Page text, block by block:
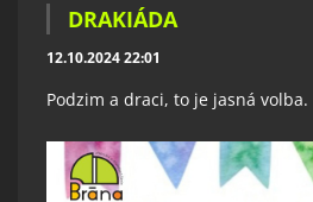
DRAKIÁDA
12.10.2024 22:01
Podzim a draci, to je jasná volba.